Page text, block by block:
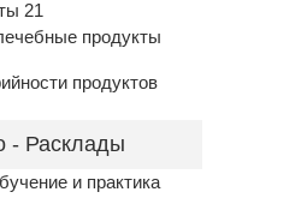
21
продукты
продуктов
- Расклады
и практика